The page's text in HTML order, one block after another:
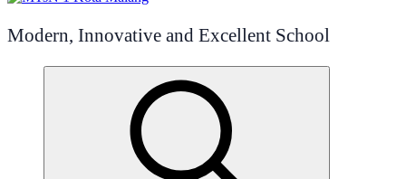
Modern, Innovative and Excellent School